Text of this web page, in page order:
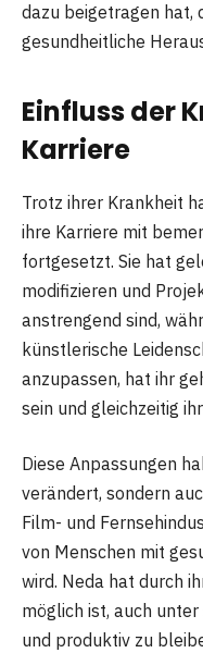
dazu beigetragen hat,
gesundheitliche
Einfluss der
Karriere
Trotz ihrer Krankheit
ihre Karriere mit
fortgesetzt. Sie hat
modifizieren und
anstrengend sind,
künstlerische
anzupassen, hat ihr
sein und gleichzeitig
Diese Anpassungen
verändert, sondern
Film- und
von Menschen mit
wird. Neda hat durch
möglich ist, auch
und produktiv zu